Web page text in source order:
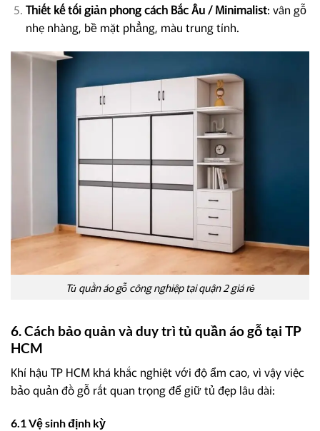
Thiết kế tối giản phong cách Bắc Âu / Minimalist: vân gỗ
nhẹ nhàng, bề mặt phẳng, màu trung tính.
Tủ quần áo gỗ công nghiệp tại quận 2 giá rẻ
6. Cách bảo quản và duy trì tủ quần áo gỗ tại TP
HCM
Khí hậu TP HCM khá khắc nghiệt với độ ẩm cao, vì vậy việc
bảo quản đồ gỗ rất quan trọng để giữ tủ đẹp lâu dài:
6.1 Vệ sinh định kỳ